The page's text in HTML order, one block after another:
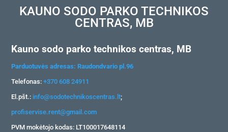
KAUNO SODO PARKO TECHNIKOS
CENTRAS, MB
Kauno sodo parko technikos centras, MB
Parduotuvės adresas: Raudondvario pl.96
Telefonas:+370 608 24911
El.pšt.: info@sodotechnikoscentras.lt;
profiservise.rent@gmail.com
PVM mokėtojo kodas: LT100017648114